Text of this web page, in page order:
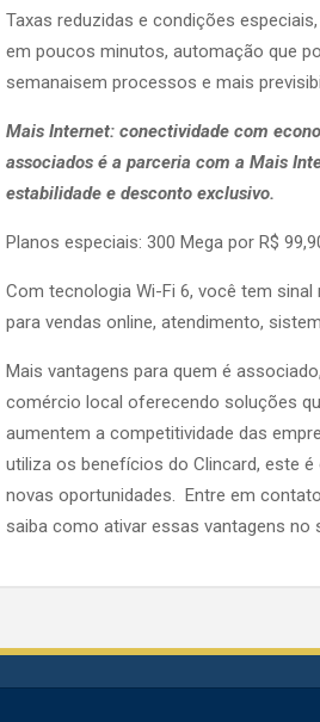
Taxas reduzidas e condições
em poucos minutos, automação que
semanaisem processos e mais
Mais Internet: conectividade com
associados é a parceria com a Mais
estabilidade e desconto exclusivo.
Planos especiais: 300 Mega por R$
Com tecnologia Wi-Fi 6, você tem
para vendas online, atendimento,
Mais vantagens para quem é
comércio local oferecendo soluções
aumentem a competitividade das
utiliza os benefícios do Clincard, este
novas oportunidades. Entre em
saiba como ativar essas vantagens no